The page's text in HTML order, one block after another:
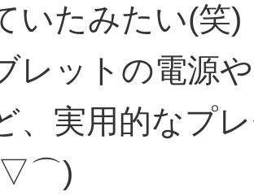
いたみたい(笑)
レットの電源
、実用的なプ